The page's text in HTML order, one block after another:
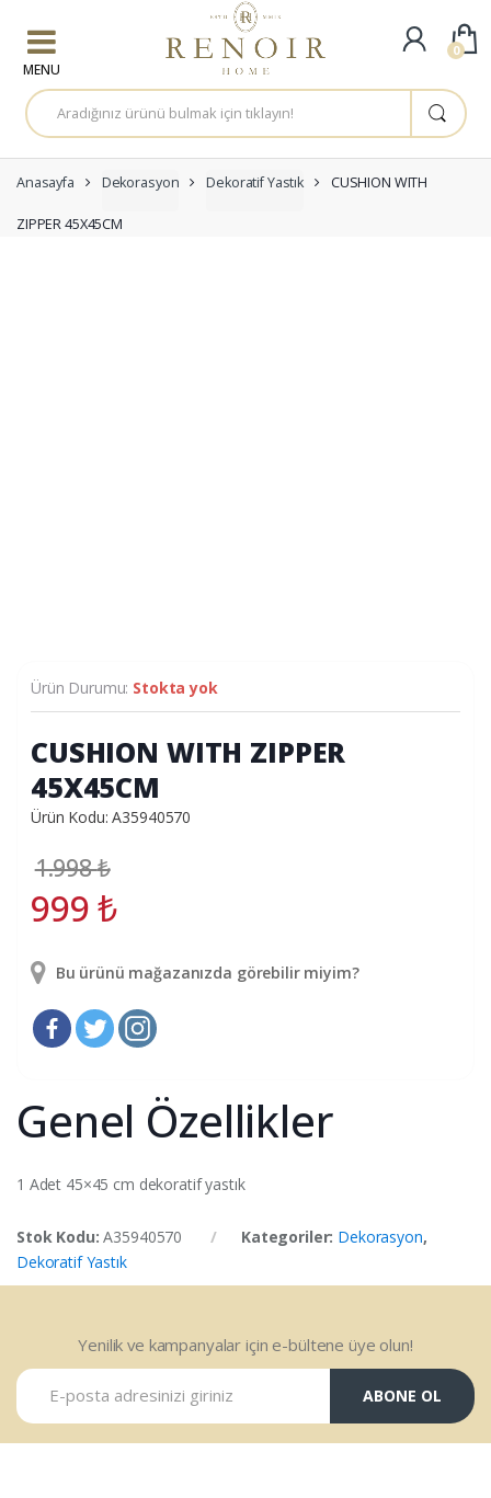
A
r
a
a
:
Anasayfa Dekorasyon Dekoratif Yastık CUSHION WITH
ZIPPER 45X45CM
Ürün Durumu: Stokta yok
CUSHION WITH ZIPPER
45X45CM
Ürün Kodu: A35940570
1.998₺
999₺
Bu ürünü mağazanızda görebilir miyim?
Genel Özellikler
1 Adet 45×45 cm dekoratif yastık
Stok Kodu:A35940570 Kategoriler: Dekorasyon,
Dekoratif Yastık
Yenilik ve kampanyalar için e-bültene üye olun!
ABONE OL
0